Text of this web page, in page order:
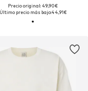
Precio original: 49,90€
Último precio más bajo:44,91€